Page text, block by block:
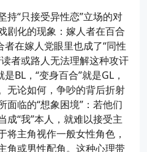
持“只接受异性恋”立场的对
剧化的现象：嫁人者在百合
者在嫁人党眼里也成了“同性
者或路人无法理解这种攻讦
BL，“变身百合”就是GL，
无论如何，争吵的背后折射
面临的“想象困境”：若他们
成“我”本人，就难以接受主
将主角视作一般女性角色，
角或男性配角。这种心理带